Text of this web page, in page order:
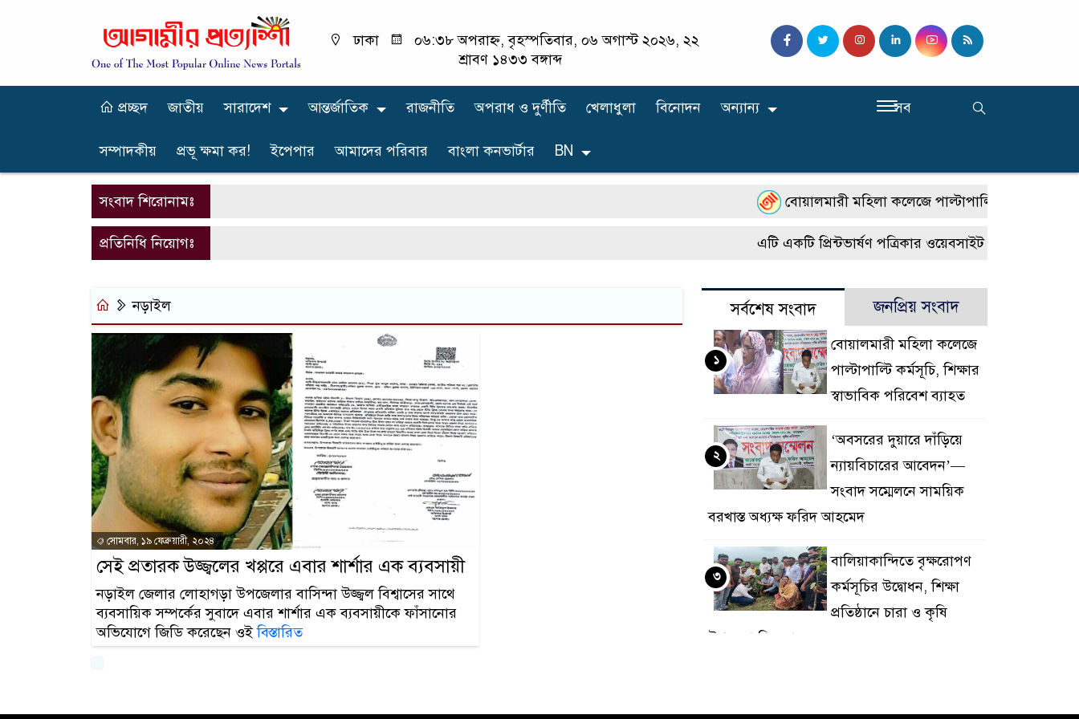
ঢাকা
০৬:৩৮ অপরাহ্ন, বৃহস্পতিবার, ০৬ অগাস্ট ২০২৬, ২২
শ্রাবণ ১৪৩৩ বঙ্গাব্দ
প্রচ্ছদ জাতীয় সারাদেশ আন্তর্জাতিক রাজনীতি অপরাধ ও দুর্ণীতি খেলাধুলা বিনোদন অন্যান্য
সম্পাদকীয় প্রভূ ক্ষমা কর! ইপেপার আমাদের পরিবার বাংলা কনভার্টার BN
সব
সংবাদ শিরোনামঃ বোয়ালমারী মহিলা কলেজে পাল্টাপাল্টি কর্মসূচি, শিক্ষার
প্রতিনিধি নিয়োগঃ এটি একটি প্রিন্টভার্ষণ পত্রিকার ওয়েবসাইট। সারাদেশে
নড়াইল
সোমবার, ১৯ ফেব্রুয়ারী, ২০২৪
সেই প্রতারক উজ্জ্বলের খপ্পরে এবার শার্শার এক ব্যবসায়ী
নড়াইল জেলার লোহাগড়া উপজেলার বাসিন্দা উজ্জ্বল বিশ্বাসের সাথে
ব্যবসায়িক সম্পর্কের সুবাদে এবার শার্শার এক ব্যবসায়ীকে ফাঁসানোর
অভিযোগে জিডি করেছেন ওইবিস্তারিত
সর্বশেষ সংবাদ জনপ্রিয় সংবাদ
বোয়ালমারী মহিলা কলেজে
পাল্টাপাল্টি কর্মসূচি, শিক্ষার
স্বাভাবিক পরিবেশ ব্যাহত
১
‘অবসরের দুয়ারে দাঁড়িয়ে
ন্যায়বিচারের আবেদন’—
সংবাদ সম্মেলনে সাময়িক
বরখাস্ত অধ্যক্ষ ফরিদ আহমেদ
২
বালিয়াকান্দিতে বৃক্ষরোপণ
কর্মসূচির উদ্বোধন, শিক্ষা
প্রতিষ্ঠানে চারা ও কৃষি
উপকরণ বিতরণ
৩